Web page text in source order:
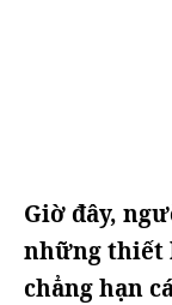
Giờ đây,
những thiết
chẳng hạn